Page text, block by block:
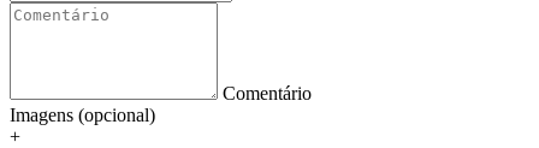
Comentário
Imagens (opcional)
+